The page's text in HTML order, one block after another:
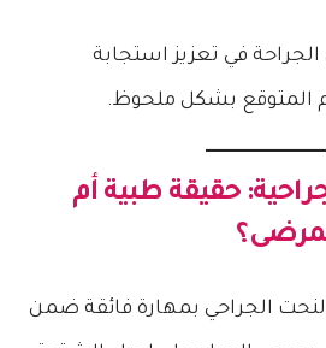
في تعزيز استجابة
المتوقع بشكل ملحوظ.
حقيقة طبية أم
الجراحي بمهارة فائقة ضمن